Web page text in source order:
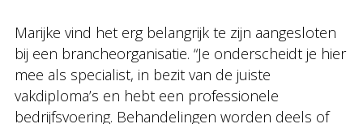
Marijke vind het erg belangrijk te zijn aangesloten
bij een brancheorganisatie. “Je onderscheidt je hier
mee als specialist, in bezit van de juiste
vakdiploma’s en hebt een professionele
bedrijfsvoering. Behandelingen worden deels of